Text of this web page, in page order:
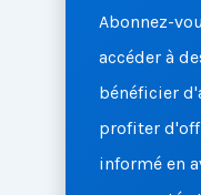
Abonnez-
accéder à
bénéficier
profiter
informé en